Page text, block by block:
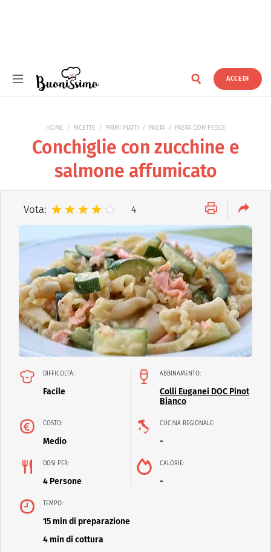
ACCEDI
HOME RICETTE PRIMI PIATTI PASTA PASTA CON PESCE
Conchiglie con zucchine e
salmone affumicato
Vota: 4
DIFFICOLTÀ:
Facile
ABBINAMENTO:
Colli Euganei DOC Pinot
Bianco
COSTO:
Medio
CUCINA REGIONALE:
-
DOSI PER:
4 Persone
CALORIE:
-
TEMPO:
15 min di preparazione
4 min di cottura